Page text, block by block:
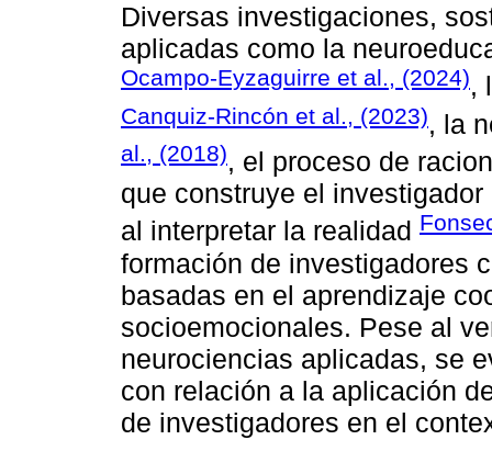
Diversas investigaciones,
aplicadas como la
Ocampo-Eyzaguirre et al., (2024),
Canquiz-Rincón et al., (2023), la
al., (2018), el proceso de
que construye el
al interpretar la realidad
formación de investigadores
basadas en el aprendizaje
socioemocionales. Pese al
neurociencias aplicadas, se
con relación a la aplicación
de investigadores en el